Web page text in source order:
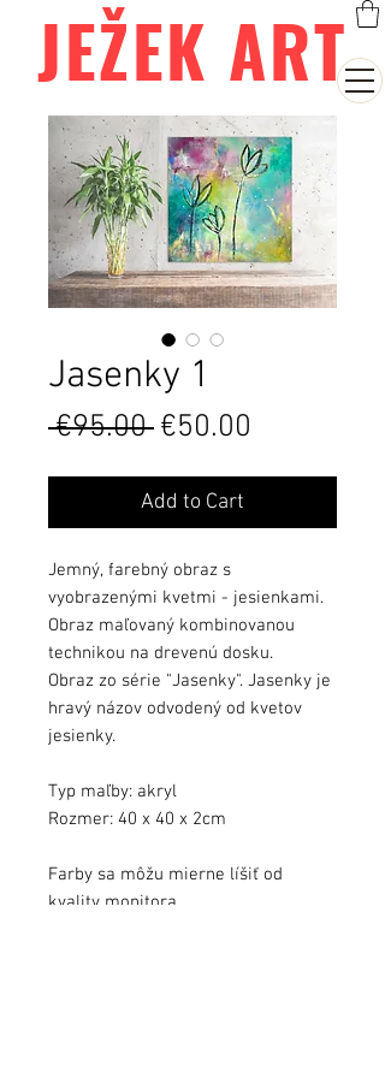
JEŽEK ART
Jasenky 1
€95.00 Regular
€50.00
Add to Cart
Jemný, farebný obraz s
vyobrazenými kvetmi - jesienkami.
Obraz maľovaný kombinovanou
technikou na drevenú dosku.
Obraz zo série "Jasenky". Jasenky je
hravý názov odvodený od kvetov
jesienky.
Typ maľby: akryl
Rozmer: 40 x 40 x 2cm
Farby sa môžu mierne líšiť od
kvality monitora.